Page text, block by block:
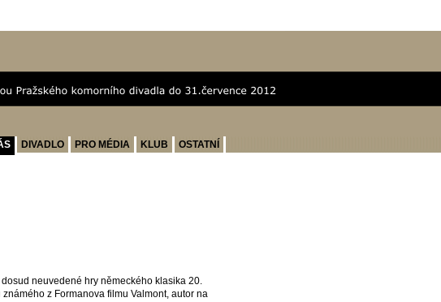
DIVADLO PRO MÉDIA KLUB
OSTATNÍ
neuvedené hry německého klasika 20.
z Formanova filmu Valmont, autor na